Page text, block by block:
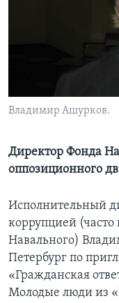
СОЦИАЛЬНЫЕ СЕТИ
Владимир Ашурков.
Директор Фонда
оппозиционного
Исполнительный
коррупцией
Навального)
Петербург по
«Гражданская
Молодые люди из